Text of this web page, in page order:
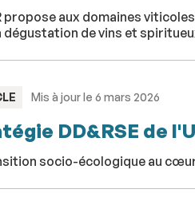
propose aux domaines
dégustation de vins et
Mis à jour le 6 mars 2026
DD&RSE de
socio-écologique au cœur